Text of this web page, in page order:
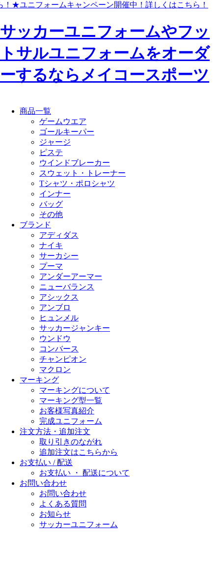
★ユニフォームキャンペーン開催中！詳しくはこちら！
サッカーユニフォームやフッ
トサルユニフォームをオーダ
ーするならメイコースポーツ
商品一覧
ゲームウエア
ゴールキーパー
ジャージ
ピステ
ウインドブレーカー
スウェット・トレーナー
Tシャツ・ポロシャツ
インナー
バッグ
その他
ブランド
アディダス
ナイキ
サーカシー
プーマ
アンダーアーマー
ニューバランス
アシックス
アンブロ
ヒュンメル
サッカージャンキー
ウンドウ
コンバース
チャンピオン
マクロン
マーキング
マーキングについて
マーキング型一覧
お客様写真紹介
完成ユニフォーム
注文方法・追加注文
取り引きのながれ
追加注文はこちらから
お支払い / 配送
お支払い ・ 配送について
お問い合わせ
お問い合わせ
よくある質問
お知らせ
サッカーユニフォーム